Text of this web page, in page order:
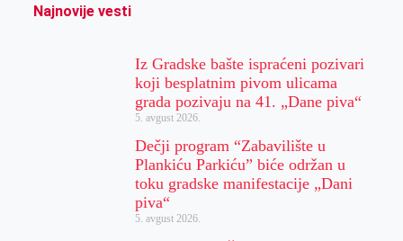
Najnovije vesti
Iz Gradske bašte ispraćeni pozivari
koji besplatnim pivom ulicama
grada pozivaju na 41. „Dane piva“
5. avgust 2026.
Dečji program “Zabavilište u
Plankiću Parkiću” biće održan u
toku gradske manifestacije „Dani
piva“
5. avgust 2026.